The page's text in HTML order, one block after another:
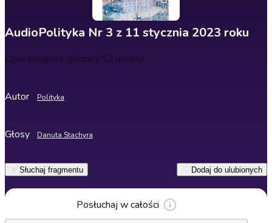
AudioPolityka Nr 3 z 11 stycznia 2023 roku
Czas trwania4 godziny 52 minuty
Autor Polityka
Głosy Danuta Stachyra
Słuchaj fragmentu Dodaj do ulubionych
Posłuchaj w całości